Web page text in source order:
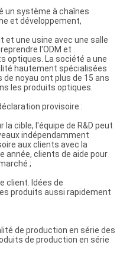
un système à chaînes
et développement,
et une usine avec une salle
l'ODM et
optiques. La société a une
hautement spécialisées
noyau ont plus de 15 ans
les produits optiques.
provisoire :
cible, l'équipe de R&D peut
indépendamment
aux clients avec la
année, clients de aide pour
;
client. Idées de
produits aussi rapidement
de production en série des
de production en série